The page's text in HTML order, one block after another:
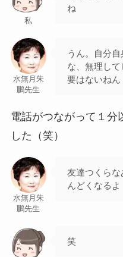
私
ね
水無月朱
鵬先生
うん。自分
な、無理し
要はないねん
電話がつながって１分
した（笑）
水無月朱
鵬先生
友達つくらな
んどくなるよ
笑